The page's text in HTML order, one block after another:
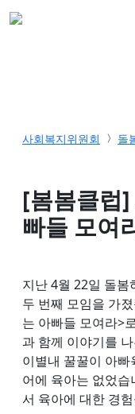
사회복지위원회 돌
[봄봄클럽
빠들 모여
지난 4월 22일 돌
두 번째 모임을 가
는 아빠들 모여라>
과 함께 이야기를
이별내 꿀꿀이 아
어에 육아는 없었
서 육아에 대한 경